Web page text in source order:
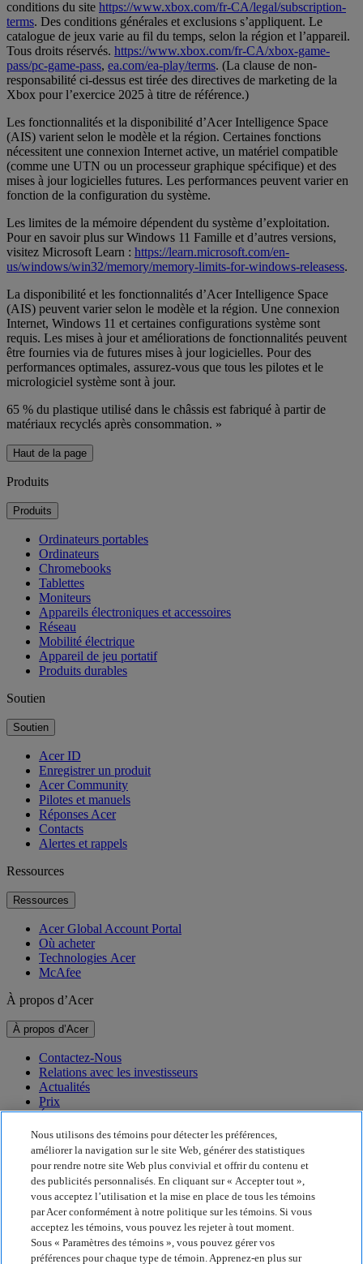
conditions du site https://www.xbox.com/fr-CA/legal/subscription-
terms. Des conditions générales et exclusions s’appliquent. Le
catalogue de jeux varie au fil du temps, selon la région et l’appareil.
Tous droits réservés. https://www.xbox.com/fr-CA/xbox-game-
pass/pc-game-pass, ea.com/ea-play/terms. (La clause de non-
responsabilité ci-dessus est tirée des directives de marketing de la
Xbox pour l’exercice 2025 à titre de référence.)
Les fonctionnalités et la disponibilité d’Acer Intelligence Space
(AIS) varient selon le modèle et la région. Certaines fonctions
nécessitent une connexion Internet active, un matériel compatible
(comme une UTN ou un processeur graphique spécifique) et des
mises à jour logicielles futures. Les performances peuvent varier en
fonction de la configuration du système.
Les limites de la mémoire dépendent du système d’exploitation.
Pour en savoir plus sur Windows 11 Famille et d’autres versions,
visitez Microsoft Learn : https://learn.microsoft.com/en-
us/windows/win32/memory/memory-limits-for-windows-releasess.
La disponibilité et les fonctionnalités d’Acer Intelligence Space
(AIS) peuvent varier selon le modèle et la région. Une connexion
Internet, Windows 11 et certaines configurations système sont
requis. Les mises à jour et améliorations de fonctionnalités peuvent
être fournies via de futures mises à jour logicielles. Pour des
performances optimales, assurez-vous que tous les pilotes et le
micrologiciel système sont à jour.
65 % du plastique utilisé dans le châssis est fabriqué à partir de
matériaux recyclés après consommation. »
Haut de la page
Produits
Produits
Ordinateurs portables
Ordinateurs
Chromebooks
Tablettes
Moniteurs
Appareils électroniques et accessoires
Réseau
Mobilité électrique
Appareil de jeu portatif
Produits durables
Soutien
Soutien
Acer ID
Enregistrer un produit
Acer Community
Pilotes et manuels
Réponses Acer
Contacts
Alertes et rappels
Ressources
Ressources
Acer Global Account Portal
Où acheter
Technologies Acer
McAfee
À propos d’Acer
À propos d’Acer
Contactez-Nous
Relations avec les investisseurs
Actualités
Prix
Événements
Durabilité
Durabilité
Responsabilité sociale de l’entreprise
Empreinte carbone des produits
Project Humanity
Earthion
Nous utilisons des témoins pour détecter les préférences,
améliorer la navigation sur le site Web, générer des statistiques
pour rendre notre site Web plus convivial et offrir du contenu et
des publicités personnalisés. En cliquant sur « Accepter tout »,
vous acceptez l’utilisation et la mise en place de tous les témoins
par Acer conformément à notre politique sur les témoins. Si vous
acceptez les témoins, vous pouvez les rejeter à tout moment.
Sous « Paramètres des témoins », vous pouvez gérer vos
préférences pour chaque type de témoin. Apprenez-en plus sur